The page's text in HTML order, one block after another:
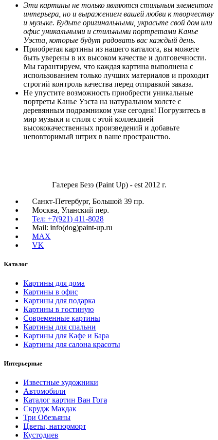
Эти картины не только являются стильным элементом
интерьера, но и выражением вашей любви к творчеству
и музыке. Будьте оригинальными, украсьте свой дом или
офис уникальными и стильными портретами Канье
Уэста, которые будут радовать вас каждый день.
Приобретая картины из нашего каталога, вы можете
быть уверены в их высоком качестве и долговечности.
Мы гарантируем, что каждая картина выполнена с
использованием только лучших материалов и проходит
строгий контроль качества перед отправкой заказа.
Не упустите возможность приобрести уникальные
портреты Канье Уэста на натуральном холсте с
деревянным подрамником уже сегодня! Погрузитесь в
мир музыки и стиля с этой коллекцией
высококачественных произведений и добавьте
неповторимый штрих в ваше пространство.
Галерея Безэ (Paint Up) - est 2012 г.
Санкт-Петербург, Большой 39 пр.
Москва, Уланский пер.
Тел: +7(921) 411-8028
Mail: info(dog)paint-up.ru
MAX
VK
Каталог
Картины для дома
Картины в офис
Картины для подарка
Картины в гостиную
Современные картины
Картины для спальни
Картины для Кафе и Бара
Картины для салона красоты
Интерьерные
Известные художники
Автомобили
Каталог картин Ван Гога
Скрудж Макдак
Три Обезьяны
Цветы, натюрморт
Кустодиев